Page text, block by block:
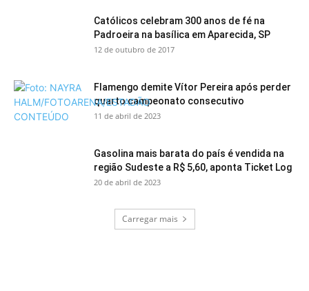
Católicos celebram 300 anos de fé na
Padroeira na basílica em Aparecida, SP
12 de outubro de 2017
Flamengo demite Vítor Pereira após perder
quarto campeonato consecutivo
11 de abril de 2023
Gasolina mais barata do país é vendida na
região Sudeste a R$ 5,60, aponta Ticket Log
20 de abril de 2023
Carregar mais